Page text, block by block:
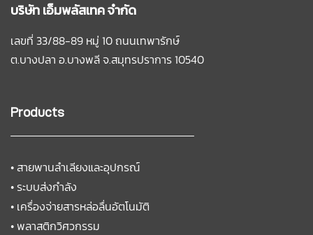
บริษัท เอ็มพลัสเทค จำกัด
เลขที่ 33/88-89 หมู่ 10 ถนนเทพารักษ์
ต.บางปลา อ.บางพลีจ.สมุทรปราการ 10540
Products
•สายพานลำเลียงและอุปกรณ์
•ระบบส่งกำลัง
• เครื่องจ่ายสารหล่อลื่นอัตโนมัติ
•พลาสติกวิศวกรรม